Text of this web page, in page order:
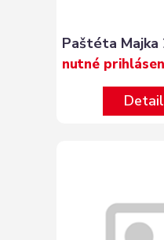
Paštéta
nutné